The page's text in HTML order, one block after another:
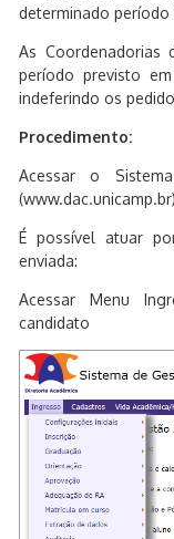
determinado período
As Coordenadorias
período previsto
indeferindo os
Procedimento:
Acessar o
É possível atuar
enviada:
Acessar Menu
candidato